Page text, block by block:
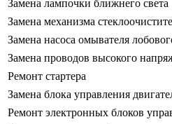
Замена лампочки ближнего света
Замена механизма
Замена насоса омывателя
Замена проводов высокого
Ремонт стартера
Замена блока управления
Ремонт электронных блоков